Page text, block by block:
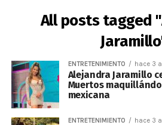
All posts tagged
ENTRETENIMIENTO hace 3
Alejandra Jaramillo
Muertos
mexicana
ENTRETENIMIENTO hace 3